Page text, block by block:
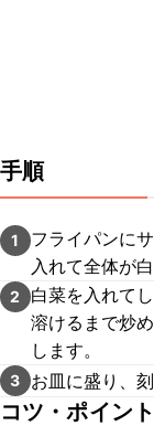
手順
1
フライパンに
入れて全体が
2
白菜を入れて
溶けるまで炒
します。
3 お皿に盛り、
コツ・ポイント